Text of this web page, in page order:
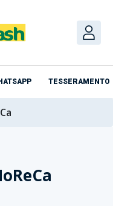
TESSERAMENTO